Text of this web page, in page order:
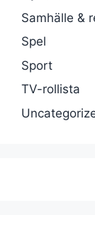
Samhälle &
Spel
Sport
TV-rollista